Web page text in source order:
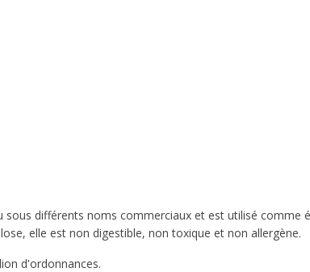
différents noms commerciaux et est utilisé comme
elle est non digestible, non toxique et non allergène.
d'ordonnances.